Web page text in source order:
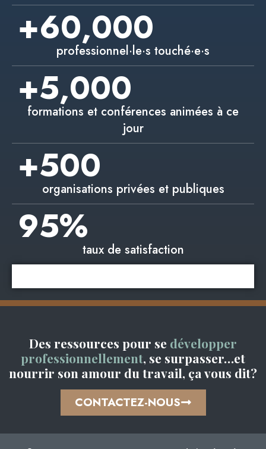
+60,000
professionnel·le·s touché·e·s
+5,000
formations et conférences animées à ce
jour
+500
organisations privées et publiques
95%
taux de satisfaction
Des ressources pour se développer
professionnellement, se surpasser…et
nourrir son amour du travail, ça vous dit?
CONTACTEZ-NOUS